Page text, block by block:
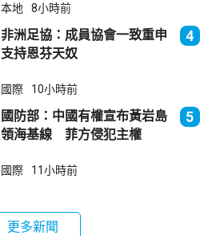
本地 8小時前
非洲足協：成員協會一致重申
支持恩芬天奴
4
國際 10小時前
國防部：中國有權宣布黃岩島
領海基線 菲方侵犯主權
5
國際 11小時前
更多新聞